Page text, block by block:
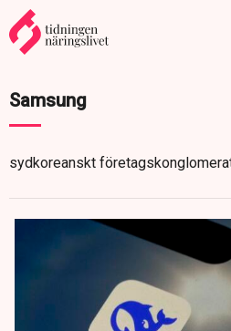
Samsung
sydkoreanskt